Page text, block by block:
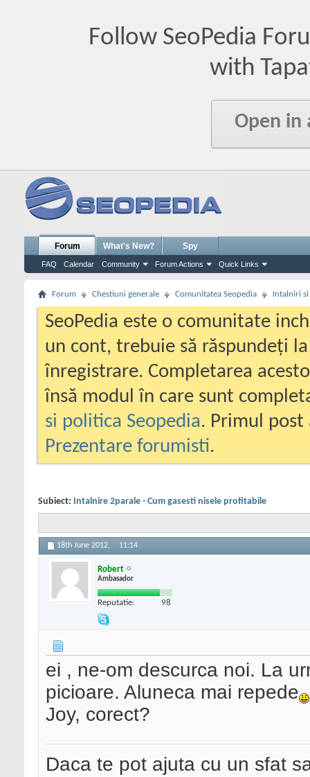
Follow SeoPedia
with
Open in
Forum
FAQ Calendar Community Forum Actions Quick Links
What's New? Spy
Forum Chestiuni generale Comunitatea Seopedia Intalniri si
SeoPedia este o comunitate
un cont, trebuie să răspundeți
înregistrare. Completarea
însă modul în care sunt
si politica Seopedia. Primul
Prezentare forumisti.
Subiect: Intalnire 2parale - Cum gasesti nisele profitabile
18th June 2012, 11:14
Robert
Ambasador
Reputatie: 98
ei , ne-om descurca noi. La
picioare. Aluneca mai repede
Joy, corect?
Daca te pot ajuta cu un sfat